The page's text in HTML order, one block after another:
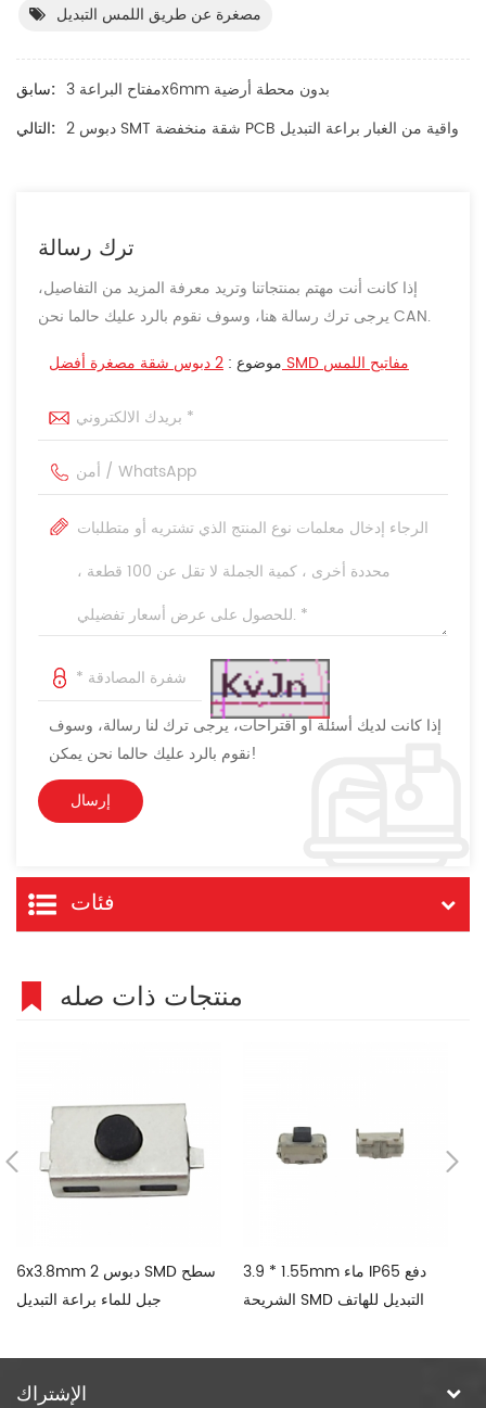
مصغرة عن طريق اللمس التبديل
سابق:
مفتاح البراعة 3x6mm بدون محطة أرضية
التالي:
2 دبوس SMT شقة منخفضة PCB واقية من الغبار براعة التبديل
ترك رسالة
إذا كانت أنت مهتم بمنتجاتنا وتريد معرفة المزيد من التفاصيل،
يرجى ترك رسالة هنا، وسوف نقوم بالرد عليك حالما نحن CAN.
موضوع :
2 دبوس شقة مصغرة أفضل SMD مفاتيح اللمس
إذا كانت لديك أسئلة أو اقتراحات، يرجى ترك لنا رسالة، وسوف
نقوم بالرد عليك حالما نحن يمكن!
فئات
منتجات ذات صله
6x3.8mm 2 دبوس SMD سطح
جبل للماء براعة التبديل
3.9 * 1.55mm ماء IP65 دفع
الشريحة SMD التبديل للهاتف
الإشتراك